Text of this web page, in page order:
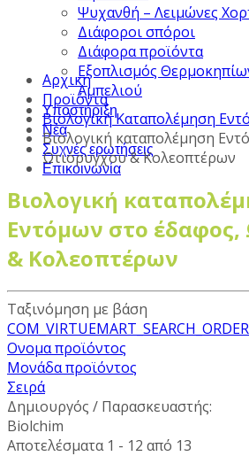
Ψυχανθή – Λειμώνες
Διάφοροι σπόροι
Διάφορα προϊόντα
Εξοπλισμός
Αμπελιού
Υποστήριξη
Νέα
Συχνές ερωτήσεις
Επικοινωνία
Αρχική
Προϊόντα
Βιολογική Καταπολέμηση
Βιολογική καταπολέμηση
Ωτιόρυγχου & Κολεοπτέρων
Βιολογική
Εντόμων στο έδαφος,
& Κολεοπτέρων
Ταξινόμηση με βάση
Ονομα προϊόντος
Μονάδα προϊόντος
Σειρά
Δημιουργός / Παρασκευαστής:
Biolchim
Αποτελέσματα 1 - 12 από 13